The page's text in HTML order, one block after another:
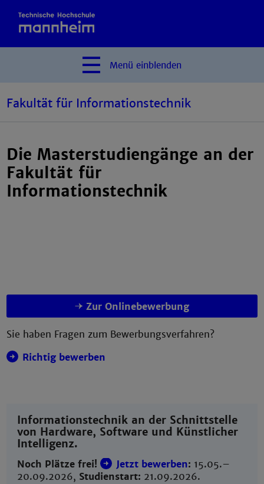
Menü einblenden
Fakultät für Informationstechnik
Die Masterstudiengänge an der
Fakultät für
Informationstechnik
Zur Onlinebewerbung
Sie haben Fragen zum Bewerbungsverfahren?
Richtig bewerben
Informationstechnik an der Schnittstelle
von Hardware, Software und Künstlicher
Intelligenz.
Noch Plätze frei! Jetzt bewerben: 15.05.–
20.09.2026, Studienstart: 21.09.2026.